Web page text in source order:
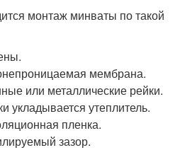
монтаж минваты по такой
мембрана.
или металлические рейки.
укладывается утеплитель.
пленка.
зазор.